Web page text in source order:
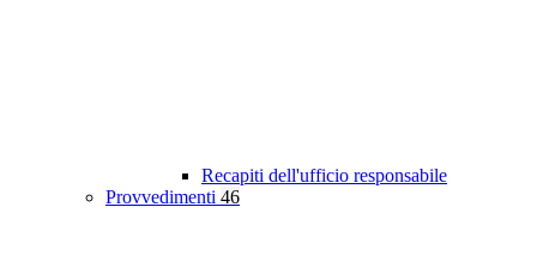
Recapiti dell'ufficio responsabile
Provvedimenti 46